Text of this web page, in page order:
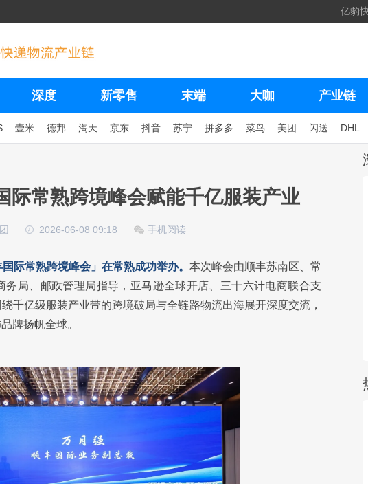
亿豹
深度 新零售 末端 大咖 产业链
壹米 德邦 淘天 京东 抖音 苏宁 拼多多 菜鸟 美团 闪送 DHL
际常熟跨境峰会赋能千亿服装产业
2026-06-08 09:18 手机阅读
际常熟跨境峰会」在常熟成功举办。 本次峰会由顺丰苏南区、常
局、邮政管理局指导，亚马逊全球开店、三十六计电商联合支
千亿级服装产业带的跨境破局与全链路物流出海展开深度交流，
牌扬帆全球。